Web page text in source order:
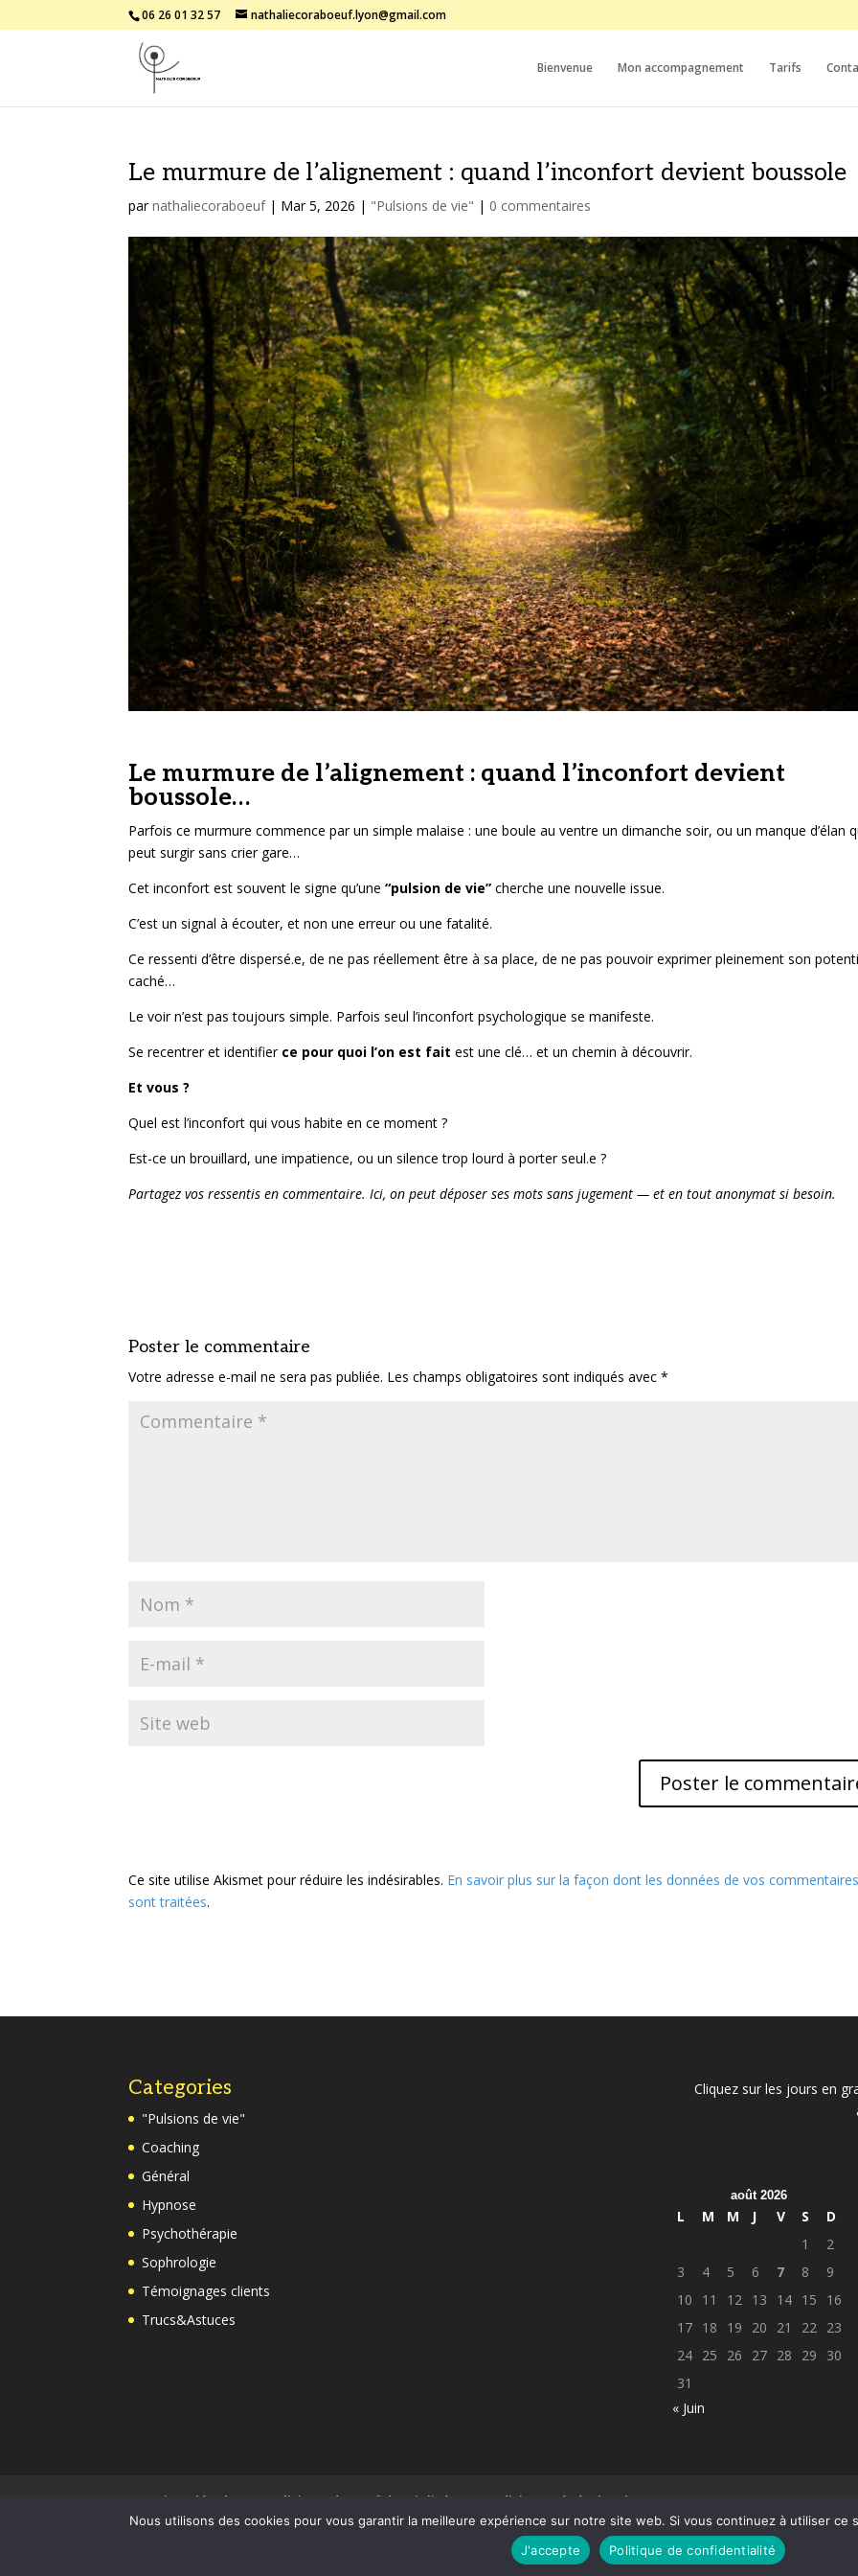
06 26 01 32 57 nathaliecoraboeuf.lyon@gmail.com
Bienvenue Mon accompagnement Tarifs
Le murmure de l’alignement : quand l’inconfort devient boussole
parnathaliecoraboeuf| Mar 5, 2026 | "Pulsions de vie" | 0 commentaires
Le murmure de l’alignement : quand l’inconfort devient
boussole…
Parfois ce murmure commence par un simple malaise : une boule au ventre un dimanche soir, ou un manque d’élan
peut surgir sans crier gare…
Cet inconfort est souvent le signe qu’une“pulsion de vie”cherche une nouvelle issue.
C’est un signal à écouter, et non une erreur ou une fatalité.
Ce ressenti d’être dispersé.e, de ne pas réellement être à sa place, de ne pas pouvoir exprimer pleinement son
caché…
Le voir n’est pas toujours simple. Parfois seul l’inconfort psychologique se manifeste.
Se recentrer et identifier ce pour quoi l’on est fait est une clé… et un chemin à découvrir.
Et vous ?
Quel est l’inconfort qui vous habite en ce moment ?
Est-ce un brouillard, une impatience, ou un silence trop lourd à porter seul.e ?
Partagez vos ressentis en commentaire. Ici, on peut déposer ses mots sans jugement — et en tout anonymat si besoin.
Poster le commentaire
Votre adresse e-mail ne sera pas publiée. Les champs obligatoires sont indiqués avec*
Ce site utilise Akismet pour réduire les indésirables. En savoir plus sur la façon dont les données de vos
sont traitées.
Categories
"Pulsions de vie"
Coaching
Général
Hypnose
Psychothérapie
Sophrologie
Témoignages clients
Trucs&Astuces
Cliquez sur les jours en
août 2026
L M M J V S
D
1
2
3
4 5 6 7 8
9
10
11 12 13 14 15
16
17
18 19 20 21 22
23
24
25 26 27 28 29
30
31
« Juin
Mentions légales Politique de confidentialité Conditions générales de vente
Nous utilisons des cookies pour vous garantir la meilleure expérience sur notre site web. Si vous continuez à utiliser
J'accepte
Politique de confidentialité